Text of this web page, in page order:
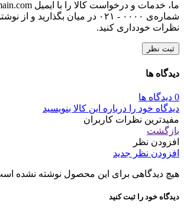
شماره‌ی ۰۰۰۰ - ۰۲۱ در میان بگذارید
نظرات خودداری کنید.
ثبت نظر
دیدگاه ها
0 دیدگاه ها
دیدگاه خود را درباره این کالا بنویسید
مفیدترین نظرات کاربران
بازگشت
افزودن نظر
افزودن نظر جدید
هیچ دیدگاهی برای این محصول نوشته نشده
دیدگاه خود را ثبت کنید